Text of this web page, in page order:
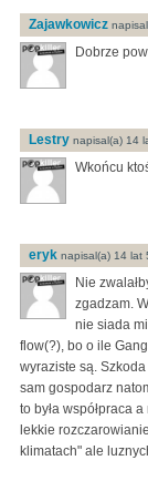
Zajawkowicz
Dobrze
Lestry napisal(a) 14
Wkońcu
eryk napisal(a) 14 lat
Nie
zgadzam.
nie siada
flow(?), bo o ile
wyraziste są.
sam gospodarz
to była współpraca
lekkie
klimatach" ale